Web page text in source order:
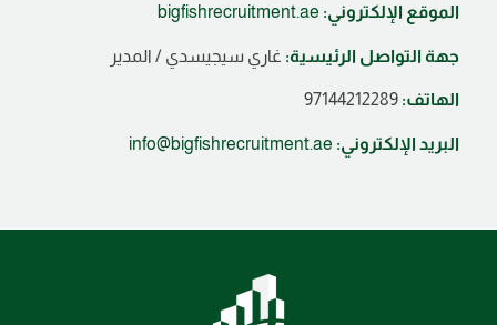
الموقع الإلكتروني: bigfishrecruitment.ae
جهة التواصل الرئيسية: غاري سيجيسدي / المدير
الهاتف:
البريد الإلكتروني: info@bigfishrecruitment.ae